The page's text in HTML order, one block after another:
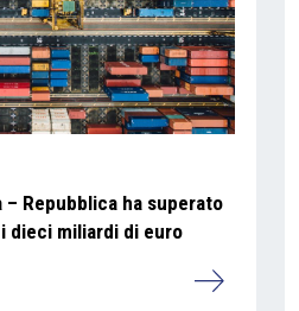
– Repubblica ha superato
dieci miliardi di euro